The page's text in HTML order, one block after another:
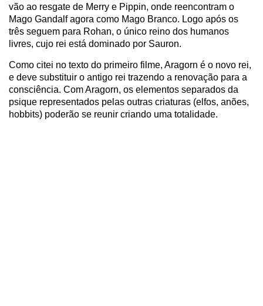
vão ao resgate de Merry e Pippin, onde reencontram o
Mago Gandalf agora como Mago Branco. Logo após os
três seguem para Rohan, o único reino dos humanos
livres, cujo rei está dominado por Sauron.
Como citei no texto do primeiro filme, Aragorn é o novo rei,
e deve substituir o antigo rei trazendo a renovação para a
consciência. Com Aragorn, os elementos separados da
psique representados pelas outras criaturas (elfos, anões,
hobbits) poderão se reunir criando uma totalidade.